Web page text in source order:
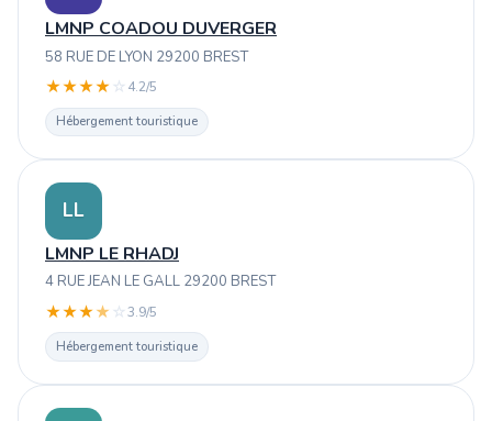
LMNP COADOU DUVERGER
58 RUE DE LYON 29200 BREST
★★★★ ☆ 4.2/5
Hébergement touristique
LL
LMNP LE RHADJ
4 RUE JEAN LE GALL 29200 BREST
★★★★ ☆3.9/5
Hébergement touristique